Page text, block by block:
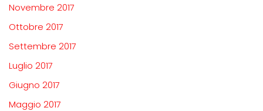
Novembre 2017
Ottobre 2017
Settembre 2017
Luglio 2017
Giugno 2017
Maggio 2017